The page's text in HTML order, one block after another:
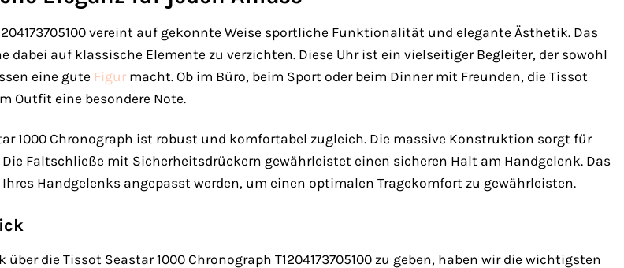
vereint auf gekonnte Weise sportliche Funktionalität und elegante Ästhetik. Das
dabei auf klassische Elemente zu verzichten. Diese Uhr ist ein vielseitiger Begleiter, der sowohl
eine gute Figur macht. Ob im Büro, beim Sport oder beim Dinner mit Freunden, die Tissot
Outfit eine besondere Note.
1000 Chronograph ist robust und komfortabel zugleich. Die massive Konstruktion sorgt für
Faltschließe mit Sicherheitsdrückern gewährleistet einen sicheren Halt am Handgelenk. Das
Handgelenks angepasst werden, um einen optimalen Tragekomfort zu gewährleisten.
die Tissot Seastar 1000 Chronograph T1204173705100 zu geben, haben wir die wichtigsten